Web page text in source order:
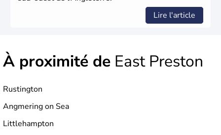
Lire l'article
À proximité de East Preston
Rustington
Angmering on Sea
Littlehampton